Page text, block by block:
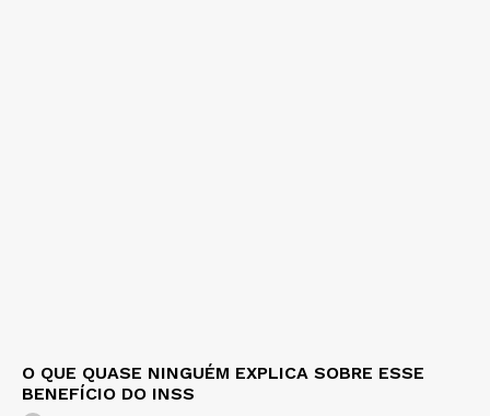
O QUE QUASE NINGUÉM EXPLICA SOBRE ESSE
BENEFÍCIO DO INSS